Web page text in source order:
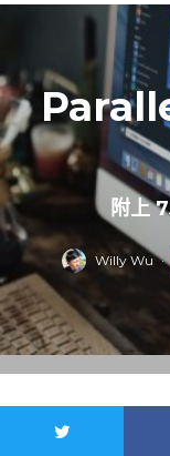
附上
Willy Wu ·